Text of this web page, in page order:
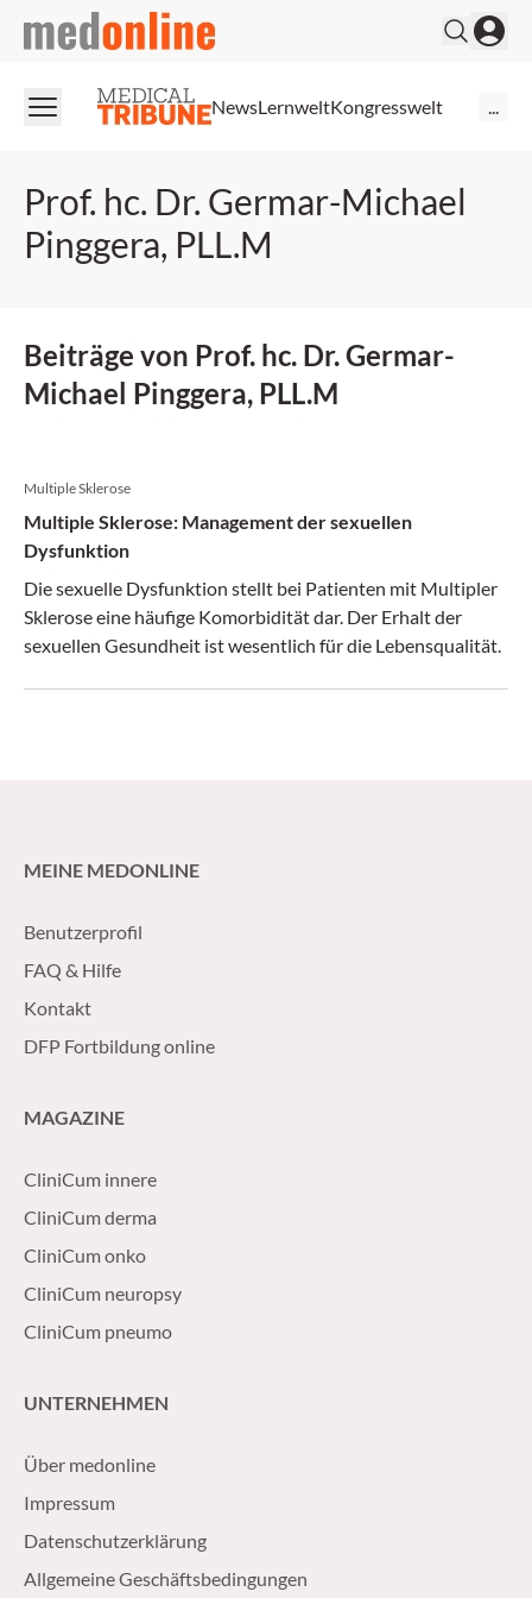
medonline
NewsLernweltKongresswelt
Prof. hc. Dr. Germar-Michael
Pinggera, PLL.M
Beiträge von Prof. hc. Dr. Germar-
Michael Pinggera, PLL.M
Multiple Sklerose
Multiple Sklerose: Management der sexuellen
Dysfunktion
Die sexuelle Dysfunktion stellt bei Patienten mit Multipler
Sklerose eine häufige Komorbidität dar. Der Erhalt der
sexuellen Gesundheit ist wesentlich für die Lebensqualität.
MEINE MEDONLINE
Benutzerprofil
FAQ & Hilfe
Kontakt
DFP Fortbildung online
MAGAZINE
CliniCum innere
CliniCum derma
CliniCum onko
CliniCum neuropsy
CliniCum pneumo
UNTERNEHMEN
Über medonline
Impressum
Datenschutzerklärung
Allgemeine Geschäftsbedingungen